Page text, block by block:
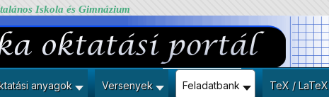
Iskola és Gimnázium
anyagok Versenyek Feladatbank TeX / LaTeX